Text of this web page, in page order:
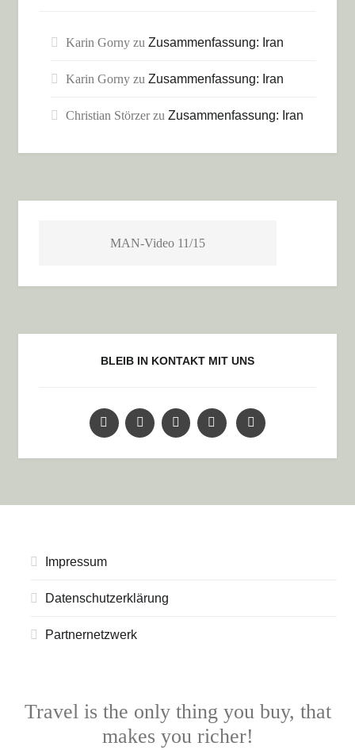
Karin Gorny zuZusammenfassung: Iran
Karin Gorny zuZusammenfassung: Iran
Christian StörzerzuZusammenfassung: Iran
MAN-Video 11/15
BLEIB IN KONTAKT MIT UNS
Impressum
Datenschutzerklärung
Partnernetzwerk
Travel is the only thing you buy, that
makes you richer!